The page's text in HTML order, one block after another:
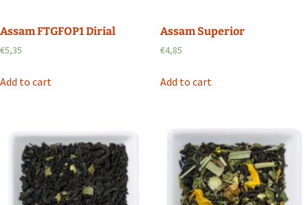
Assam FTGFOP1 Dirial
€5,35
Add to cart
Assam Superior
€4,85
Add to cart